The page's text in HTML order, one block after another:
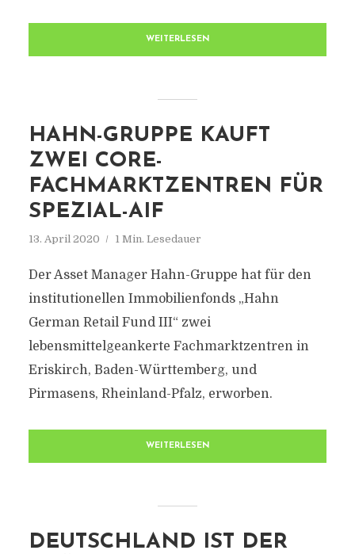
WEITERLESEN
HAHN-GRUPPE KAUFT
ZWEI CORE-
FACHMARKTZENTREN FÜR
SPEZIAL-AIF
13. April 2020 1 Min. Lesedauer
Der Asset Manager Hahn-Gruppe hat für den
institutionellen Immobilienfonds „Hahn
German Retail Fund III“ zwei
lebensmittelgeankerte Fachmarktzentren in
Eriskirch, Baden-Württemberg, und
Pirmasens, Rheinland-Pfalz, erworben.
WEITERLESEN
DEUTSCHLAND IST DER